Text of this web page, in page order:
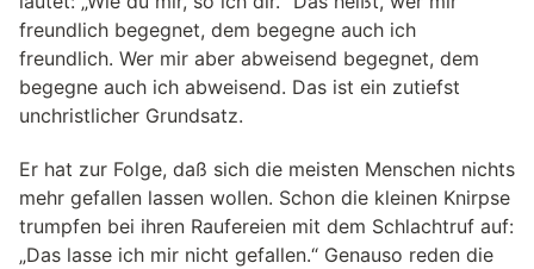
freundlich begegnet, dem begegne auch ich
freundlich. Wer mir aber abweisend begegnet, dem
begegne auch ich abweisend. Das ist ein zutiefst
unchristlicher Grundsatz.
Er hat zur Folge, daß sich die meisten Menschen nichts
mehr gefallen lassen wollen. Schon die kleinen Knirpse
trumpfen bei ihren Raufereien mit dem Schlachtruf auf:
„Das lasse ich mir nicht gefallen.“ Genauso reden die